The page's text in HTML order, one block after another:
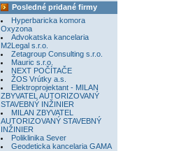
Posledné pridané firmy
Hyperbaricka komora
Oxyzona
Advokatska kancelaria
M2Legal s.r.o.
Zetagroup Consulting s.r.o.
Mauric s.r.o.
NEXT POČÍTAČE
ŽOS Vrútky a.s.
Elektroprojektant - MILAN
ZBYVATEL AUTORIZOVANÝ
STAVEBNÝ INŽINIER
MILAN ZBYVATEL
AUTORIZOVANÝ STAVEBNÝ
INŽINIER
Poliklinika Sever
Geodeticka kancelaria GAMA